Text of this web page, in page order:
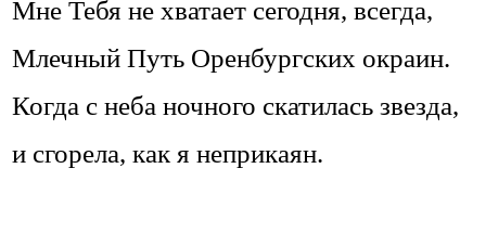
Мне Тебя не хватает сегодня, всегда,
Млечный Путь Оренбургских окраин.
Когда с неба ночного скатилась звезда,
и сгорела, как я неприкаян.